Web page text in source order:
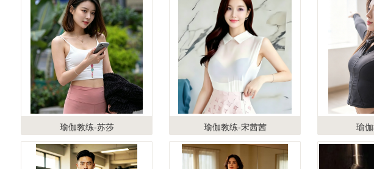
瑜伽教练-苏莎 瑜伽教练-宋茜茜 瑜